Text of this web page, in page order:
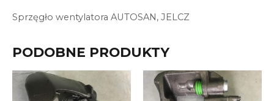
Sprzęgło wentylatora AUTOSAN, JELCZ
PODOBNE PRODUKTY